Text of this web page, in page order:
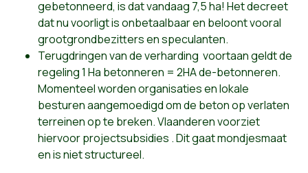
gebetonneerd, is dat vandaag 7,5 ha! Het decreet
dat nu voorligt is onbetaalbaar en beloont vooral
grootgrondbezitters en speculanten.
Terugdringen van de verharding voortaan geldt de
regeling 1 Ha betonneren = 2HA de-betonneren.
Momenteel worden organisaties en lokale
besturen aangemoedigd om de beton op verlaten
terreinen op te breken. Vlaanderen voorziet
hiervoor projectsubsidies . Dit gaat mondjesmaat
en is niet structureel.